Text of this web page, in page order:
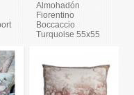
Almohadón
Fiorentino
Boccaccio
Turquoise 55x55